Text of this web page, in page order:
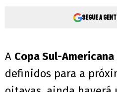
Segue a
A Copa Sul-Americana
definidos para a